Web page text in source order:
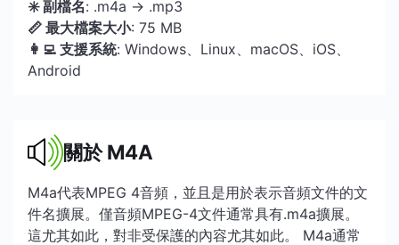
✳️ 副檔名: .m4a → .mp3
📏 最大檔案大小: 75 MB
👩‍💻 支援系統: Windows、Linux、macOS、iOS、
Android
關於 M4A
M4a代表MPEG 4音頻，並且是用於表示音頻文件的文
件名擴展。僅音頻MPEG-4文件通常具有.m4a擴展。
這尤其如此，對非受保護的內容尤其如此。 M4a通常